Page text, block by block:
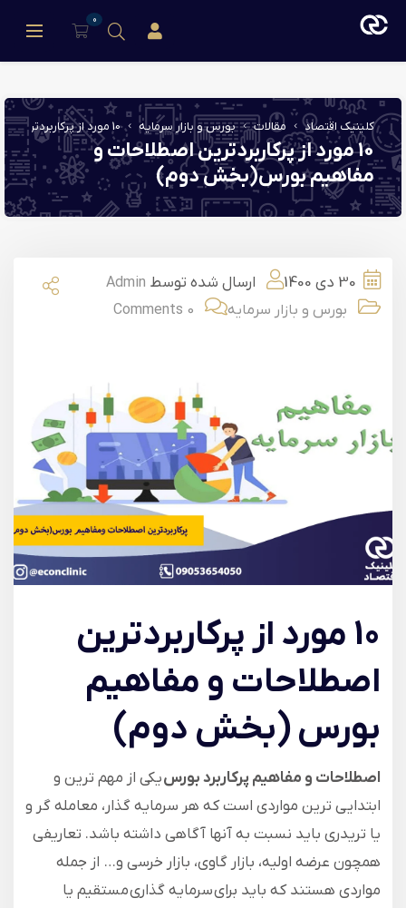
ورود/عضویت
0
کلینیک اقتصاد مقالات بورس و بازار سرمایه 10 مورد از پرکاربردترین اصطلاحات و مفاهیم بورس(بخش دوم)
10 مورد از پرکاربردترین اصطلاحات و
مفاهیم بورس(بخش دوم)
30 دی 1400 ارسال شده توسط Admin
بورس و بازار سرمایه
0 Comments
10 مورد از پرکاربردترین
اصطلاحات و مفاهیم
بورس (بخش دوم)
اصطلاحات و مفاهیم پرکاربرد بورسیکی از مهم ترین و
ابتدایی ترین مواردی است که هر سرمایه گذار، معامله گر و
یا تریدری باید نسبت به آنها آگاهی داشته باشد. تعاریفی
همچون عرضه اولیه، بازار گاوی، بازار خرسی و… از جمله
مواردی هستند که باید برای سرمایه گذاری مستقیم یا